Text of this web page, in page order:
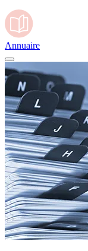
Annuaire